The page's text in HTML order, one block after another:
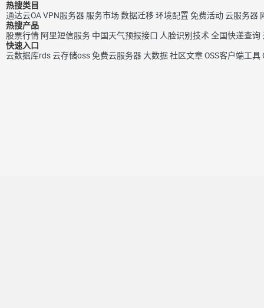
热搜类目
通达云OAVPN服务器 服务市场数据迁移环境配置 免费活动云服务器
热搜产品
股票行情 阿里短信服务 中国天气预报接口 人脸识别技术 全国快递查询
快速入口
云数据库rds云存储oss免费云服务器大数据社区文章OSS客户端工具